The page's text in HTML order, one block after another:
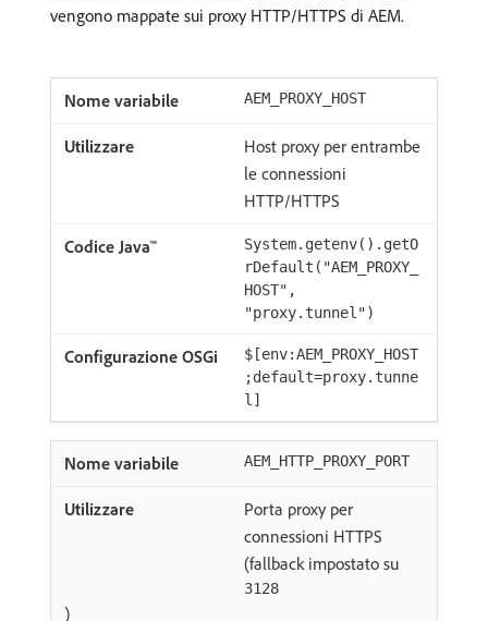
vengono mappate sui proxy HTTP/HTTPS di AEM.
AEM_PROXY_HOST
Host proxy per entrambe
le connessioni
HTTP/HTTPS
System.getenv().getO
rDefault("AEM_PROXY_
HOST",
"proxy.tunnel")
$[env:AEM_PROXY_HOST
;default=proxy.tunne
l]
AEM_HTTP_PROXY_PORT
Porta proxy per
connessioni HTTPS
(fallback impostato su
3128
)